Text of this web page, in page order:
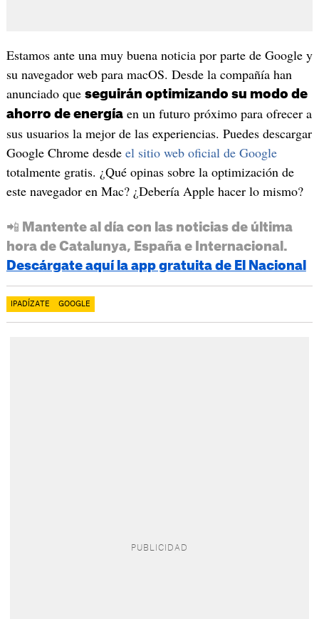
Estamos ante una muy buena noticia por parte de Google y
su navegador web para macOS. Desde la compañía han
anunciado que seguirán optimizando su modo de
ahorro de energíaen un futuro próximo para ofrecer a
sus usuarios la mejor de las experiencias. Puedes descargar
Google Chrome desde el sitio web oficial de Google
totalmente gratis. ¿Qué opinas sobre la optimización de
este navegador en Mac? ¿Debería Apple hacer lo mismo?
📲 Mantente al día con las noticias de última
hora de Catalunya, España e Internacional.
Descárgate aquí la app gratuita de El Nacional
IPADÍZATE GOOGLE